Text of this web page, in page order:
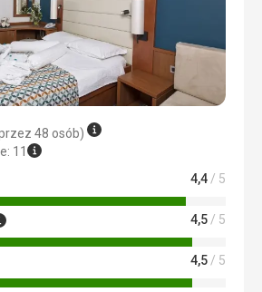
48 osób)
11
4,4 / 5
4,5 / 5
4,5 / 5